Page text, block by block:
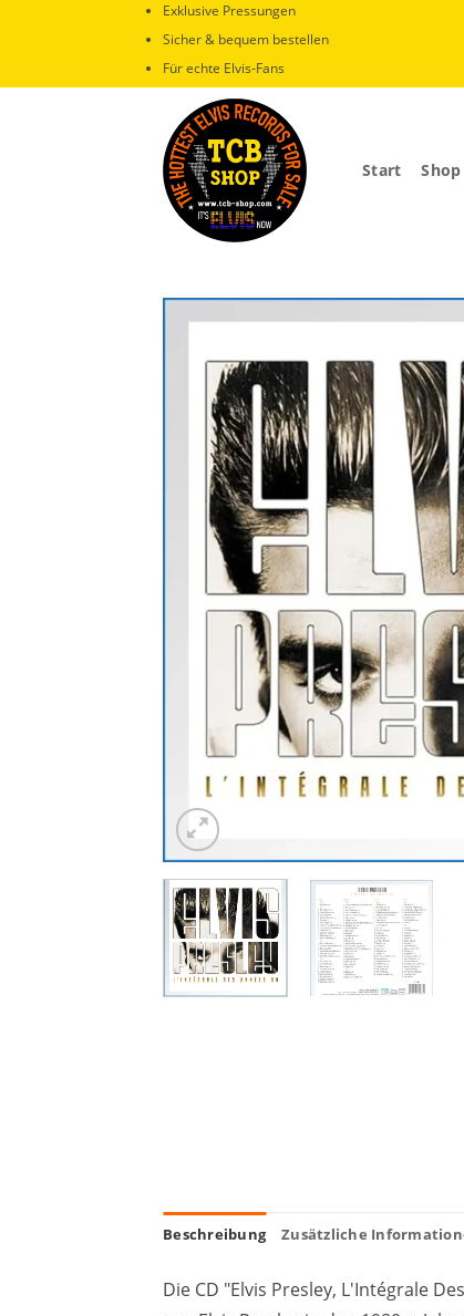
Exklusive Pressungen
Sicher & bequem bestellen
Für echte Elvis-Fans
Start Shop
Beschreibung Zusätzliche
Die CD "Elvis Presley, L'Intégrale